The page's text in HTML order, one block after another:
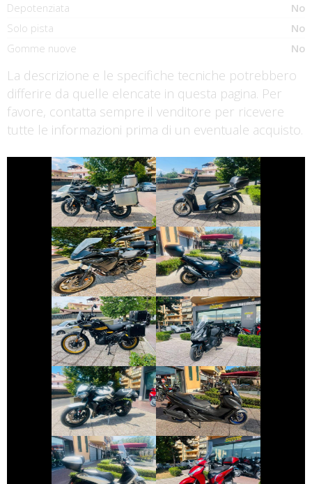
Depotenziata
No
Solo pista
No
Gomme nuove
No
La descrizione e le specifiche tecniche potrebbero
differire da quelle elencate in questa pagina. Per
favore, contatta sempre il venditore per ricevere
tutte le informazioni prima di un eventuale acquisto.
VOGE VALICO HONDA SH
YAMAHA
TRACER
€ 7.990 €
YAMAHA TMAX
€ 10.890 €
ROYAL-ENFIELD
HIMALAYAN
€ 4.999 €
SYM MAXSYM-TL
€ 5.450 €
TRIUMPH
STREET-TRIPLE
€ 8.490 €
SUZUKI
BURGMAN-400-
650
€ 4.890 €
PIAGGIO
BEVERLY
€ 3.250 €
HONDA SH
€ 3.190 €